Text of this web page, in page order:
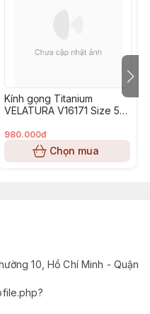
Kính gọng Titanium
VELATURA V16171 Size 53-
980.000đ
Chọn mua
10, Hồ Chí Minh - Quận